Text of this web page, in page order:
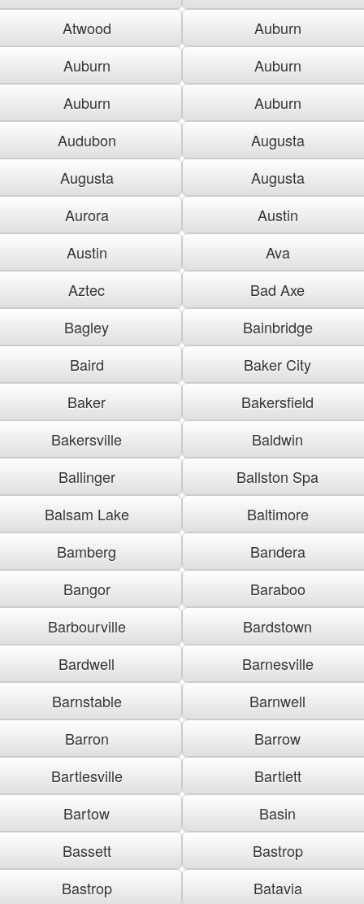
Atwood
Auburn
Auburn
Auburn
Auburn
Auburn
Audubon
Augusta
Augusta
Augusta
Aurora
Austin
Austin
Ava
Aztec
Bad Axe
Bagley
Bainbridge
Baird
Baker City
Baker
Bakersfield
Bakersville
Baldwin
Ballinger
Ballston Spa
Balsam Lake
Baltimore
Bamberg
Bandera
Bangor
Baraboo
Barbourville
Bardstown
Bardwell
Barnesville
Barnstable
Barnwell
Barron
Barrow
Bartlesville
Bartlett
Bartow
Basin
Bassett
Bastrop
Bastrop
Batavia